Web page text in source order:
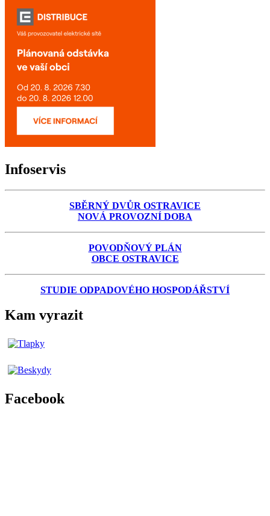
Infoservis
SBĚRNÝ DVŮR OSTRAVICE
NOVÁ PROVOZNÍ DOBA
POVODŇOVÝ PLÁN
OBCE OSTRAVICE
STUDIE ODPADOVÉHO HOSPODÁŘSTVÍ
Kam vyrazit
Facebook